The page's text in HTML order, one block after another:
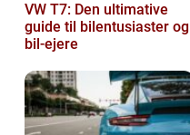
VW T7: Den ultimative
guide til bilentusiaster og
bil-ejere